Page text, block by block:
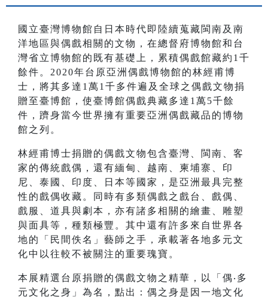
國立臺灣博物館自日本時代即陸續蒐藏閩南及南
洋地區與偶戲相關的文物，在總督府博物館和台
灣省立博物館的既有基礎上，累積偶戲館藏約1千
餘件。2020年台原亞洲偶戲博物館的林經甫博
士，將其多達1萬1千多件遍及全球之偶戲文物捐
贈至臺博館，使臺博館偶戲典藏多達1萬5千餘
件，躋身當今世界擁有重要亞洲偶戲藏品的博物
館之列。
林經甫博士捐贈的偶戲文物包含臺灣、閩南、客
家的傳統戲偶，還有緬甸、越南、柬埔寨、印
尼、泰國、印度、日本等國家，是亞洲最具完整
性的戲偶收藏。同時有多類偶戲之戲台、戲偶、
戲服、道具與劇本，亦有諸多相關的繪畫、雕塑
與面具等，種類極豐。其中還有許多來自世界各
地的「民間佚名」藝師之手，承載著各地多元文
化中以往較不被關注的重要瑰寶。
本展精選台原捐贈的偶戲文物之精華，以「偶‧多
元文化之身」為名，點出：偶之身是因一地文化